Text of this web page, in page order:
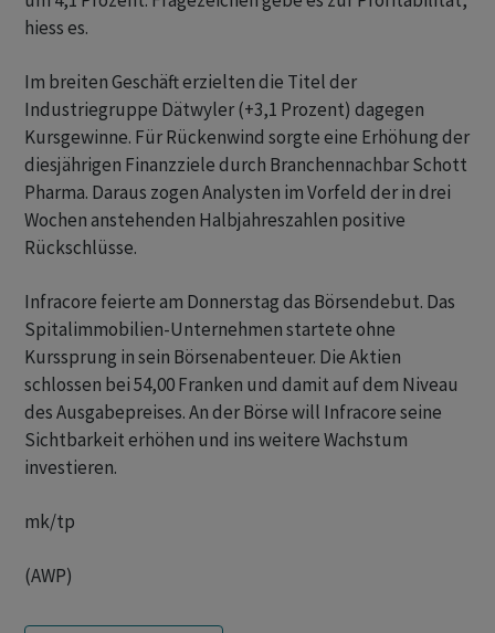
hiess es.
Im breiten Geschäft erzielten die Titel der
Industriegruppe Dätwyler (+3,1 Prozent) dagegen
Kursgewinne. Für Rückenwind sorgte eine Erhöhung der
diesjährigen Finanzziele durch Branchennachbar Schott
Pharma. Daraus zogen Analysten im Vorfeld der in drei
Wochen anstehenden Halbjahreszahlen positive
Rückschlüsse.
Infracore feierte am Donnerstag das Börsendebut. Das
Spitalimmobilien-Unternehmen startete ohne
Kurssprung in sein Börsenabenteuer. Die Aktien
schlossen bei 54,00 Franken und damit auf dem Niveau
des Ausgabepreises. An der Börse will Infracore seine
Sichtbarkeit erhöhen und ins weitere Wachstum
investieren.
mk/tp
(AWP)